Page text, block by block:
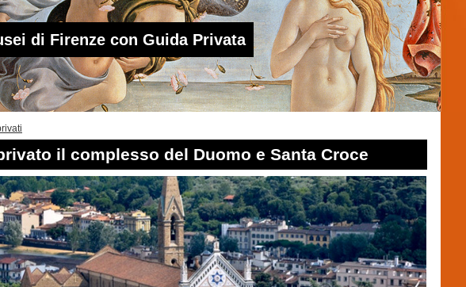
di Firenze con Guida Privata
il complesso del Duomo e Santa Croce